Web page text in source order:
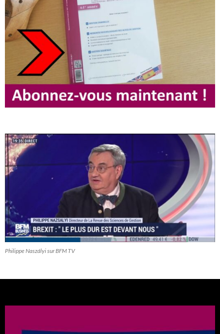
Philippe Naszályi sur BFM TV